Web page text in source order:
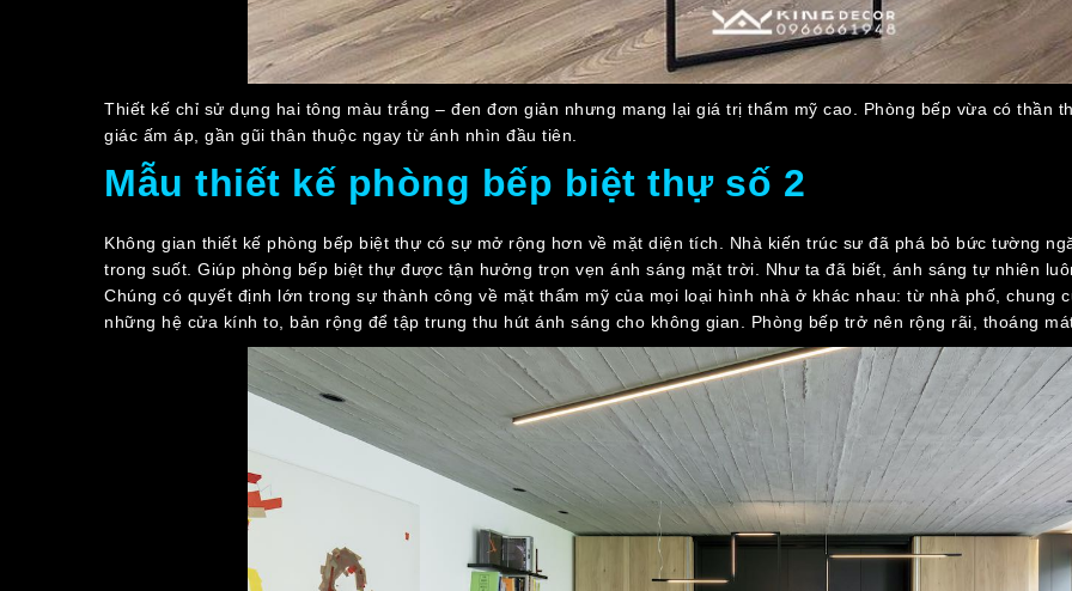
Thiết kế chỉ sử dụng hai tông màu trắng – đen đơn giản nhưng mang lại giá trị thẩm mỹ cao. Phòng bếp vừa có thần
giác ấm áp, gần gũi thân thuộc ngay từ ánh nhìn đầu tiên.
Mẫu thiết kế phòng bếp biệt thự số 2
Không gian thiết kế phòng bếp biệt thự có sự mở rộng hơn về mặt diện tích. Nhà kiến trúc sư đã phá bỏ bức tường
trong suốt. Giúp phòng bếp biệt thự được tận hưởng trọn vẹn ánh sáng mặt trời. Như ta đã biết, ánh sáng tự nhiên
Chúng có quyết định lớn trong sự thành công về mặt thẩm mỹ của mọi loại hình nhà ở khác nhau: từ nhà phố, chung
những hệ cửa kính to, bản rộng để tập trung thu hút ánh sáng cho không gian. Phòng bếp trở nên rộng rãi, thoáng